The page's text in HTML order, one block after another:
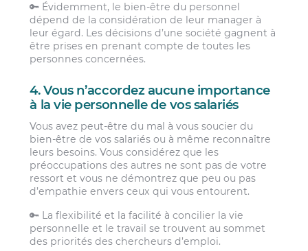
🔑 Évidemment, le bien-être du personnel
dépend de la considération de leur manager à
leur égard. Les décisions d’une société gagnent à
être prises en prenant compte de toutes les
personnes concernées.
4. Vous n’accordez aucune importance
à la vie personnelle de vos salariés
Vous avez peut-être du mal à vous soucier du
bien-être de vos salariés ou à même reconnaître
leurs besoins. Vous considérez que les
préoccupations des autres ne sont pas de votre
ressort et vous ne démontrez que peu ou pas
d’empathie envers ceux qui vous entourent.
🔑 La flexibilité et la facilité à concilier la vie
personnelle et le travail se trouvent au sommet
des priorités des chercheurs d’emploi.